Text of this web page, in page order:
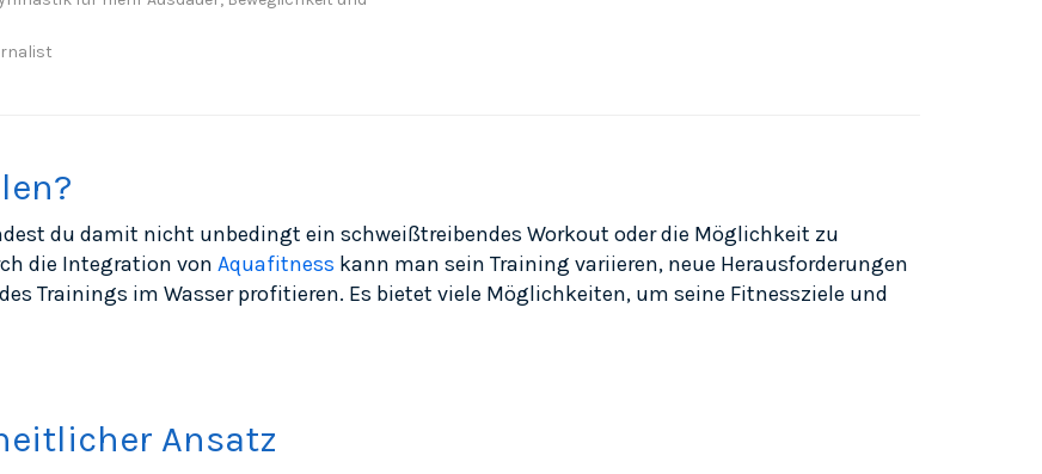
du damit nicht unbedingt ein schweißtreibendes Workout oder die Möglichkeit zu
die Integration von Aquafitness kann man sein Training variieren, neue Herausforderungen
Trainings im Wasser profitieren. Es bietet viele Möglichkeiten, um seine Fitnessziele und
Ansatz